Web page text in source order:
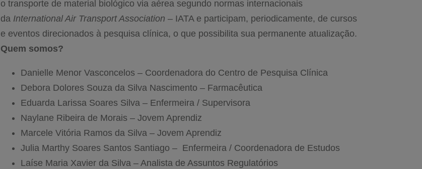
o transporte de material biológico via aérea segundo normas internacionais
da International Air Transport Association – IATA e participam, periodicamente, de cursos
e eventos direcionados à pesquisa clínica, o que possibilita sua permanente atualização.
Quem somos?
Danielle Menor Vasconcelos – Coordenadora do Centro de Pesquisa Clínica
Debora Dolores Souza da Silva Nascimento – Farmacêutica
Eduarda Larissa Soares Silva – Enfermeira / Supervisora
Naylane Ribeira de Morais – Jovem Aprendiz
Marcele Vitória Ramos da Silva – Jovem Aprendiz
Julia Marthy Soares Santos Santiago – Enfermeira / Coordenadora de Estudos
Laíse Maria Xavier da Silva – Analista de Assuntos Regulatórios